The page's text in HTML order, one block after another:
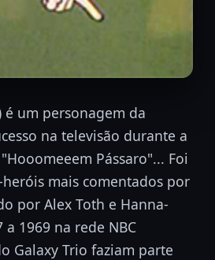
é um personagem da
na televisão durante a
Pássaro"... Foi
mais comentados por
por Alex Toth e Hanna-
1969 na rede NBC
Galaxy Trio faziam parte